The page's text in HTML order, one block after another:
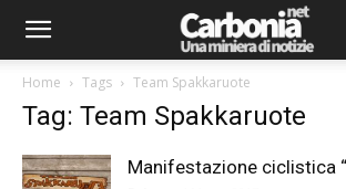
Home Tags Team Spakkaruote
Tag: Team Spakkaruote
Manifestazione ciclistica